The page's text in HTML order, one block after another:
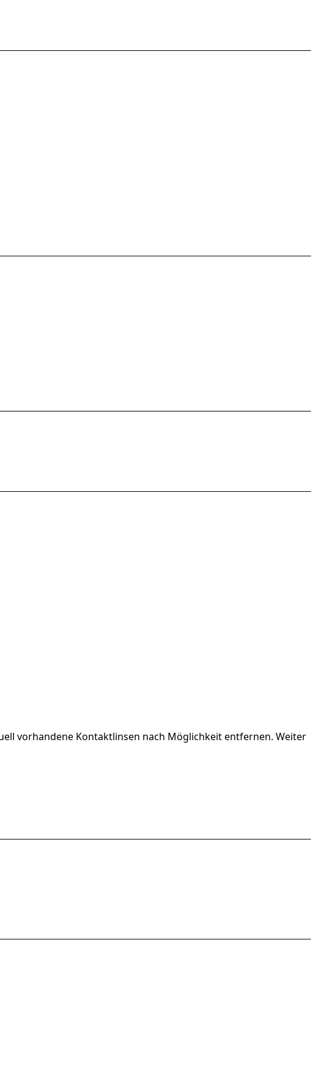
vorhandene Kontaktlinsen nach Möglichkeit entfernen. Weiter